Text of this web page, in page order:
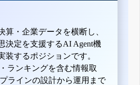
算・企業データを横断し、
決定を支援するAI Agent機
装するポジションです。
ランキングを含む情報取
ラインの設計から運用まで